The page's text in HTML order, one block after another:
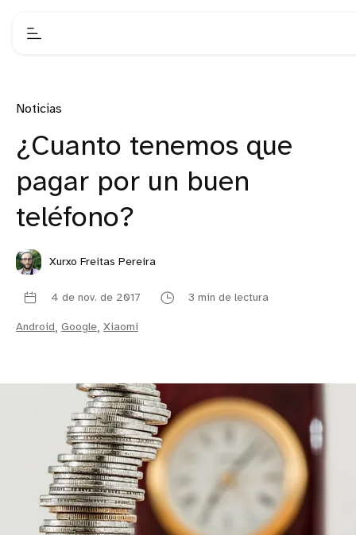
Noticias
¿Cuanto tenemos que
pagar por un buen
teléfono?
Xurxo Freitas Pereira
4 de nov. de 2017 3 min de lectura
Android, Google, Xiaomi